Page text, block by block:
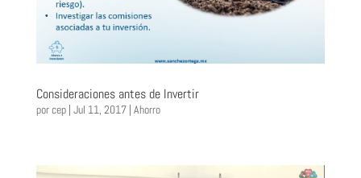
Consideraciones antes de Invertir
porcep| Jul 11, 2017| Ahorro